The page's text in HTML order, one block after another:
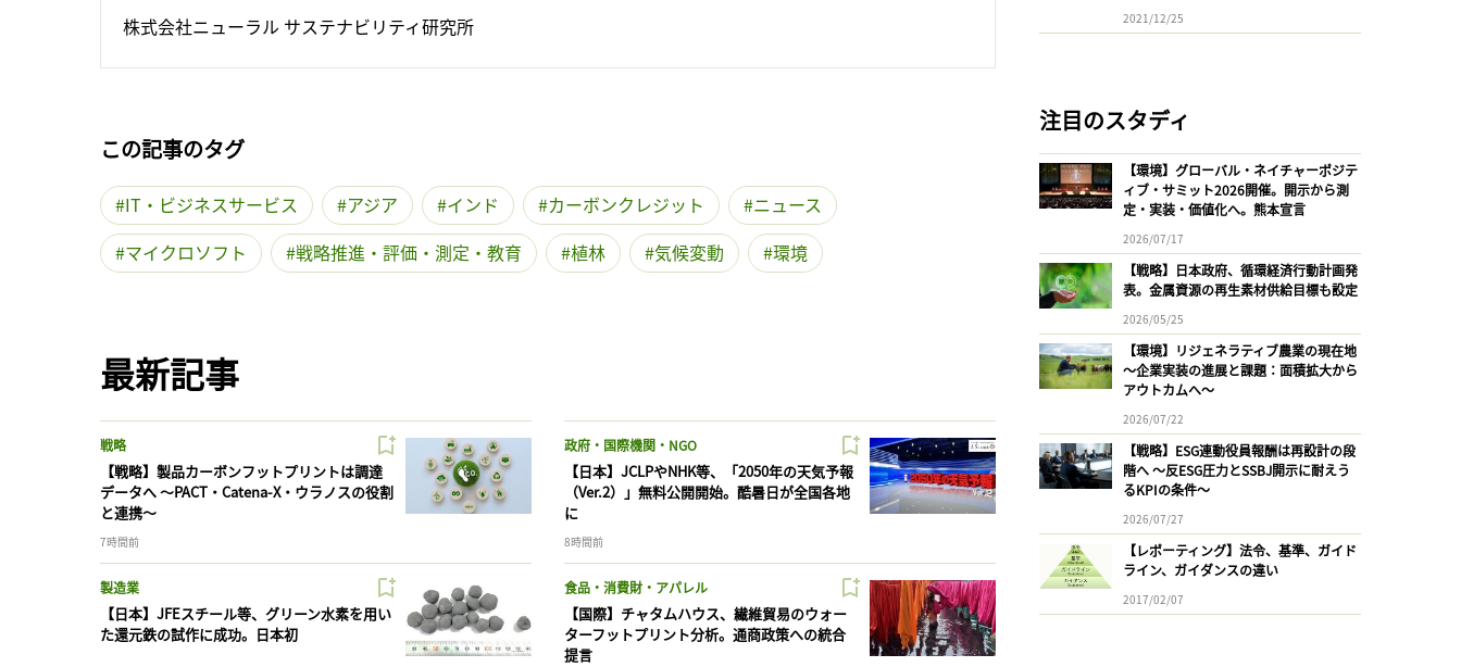
株式会社ニューラル サステナビリティ研究所
この記事のタグ
IT・ビジネスサービス アジア インド カーボンクレジット
ニュース
マイクロソフト
戦略推進・評価・測定・教育 植林 気候変動 環境
最新記事
戦略
【戦略】製品カーボンフットプリントは調達
データへ 〜PACT・Catena-X・ウラノスの役割
と連携〜
7時間前
政府・国際機関・NGO
【日本】JCLPやNHK等、「2050年の天気予報
（Ver.2）」無料公開開始。酷暑日が全国各地
に
8時間前
製造業
【日本】JFEスチール等、グリーン水素を用い
た還元鉄の試作に成功。日本初
食品・消費財・アパレル
【国際】チャタムハウス、繊維貿易のウォー
ターフットプリント分析。通商政策への統合
提言
2021/12/25
注目のスタディ
【環境】グローバル・ネイチャーポジテ
ィブ・サミット2026開催。開示から測
定・実装・価値化へ。熊本宣言
2026/07/17
【戦略】日本政府、循環経済行動計画発
表。金属資源の再生素材供給目標も設定
2026/05/25
【環境】リジェネラティブ農業の現在地
〜企業実装の進展と課題：面積拡大から
アウトカムへ〜
2026/07/22
【戦略】ESG連動役員報酬は再設計の段
階へ 〜反ESG圧力とSSBJ開示に耐えう
るKPIの条件〜
2026/07/27
【レポーティング】法令、基準、ガイド
ライン、ガイダンスの違い
2017/02/07